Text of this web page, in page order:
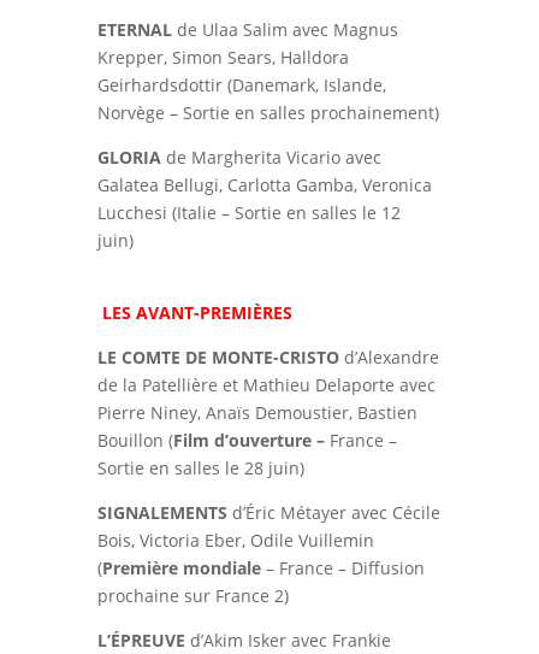
ETERNALde Ulaa Salim avec Magnus
Krepper, Simon Sears, Halldora
Geirhardsdottir (Danemark, Islande,
Norvège – Sortie en salles prochainement)
GLORIA de Margherita Vicario avec
Galatea Bellugi, Carlotta Gamba, Veronica
Lucchesi (Italie – Sortie en salles le 12
juin)
LES AVANT-PREMIÈRES
LE COMTE DE MONTE-CRISTOd’Alexandre
de la Patellière et Mathieu Delaporte avec
Pierre Niney, Anaïs Demoustier, Bastien
Bouillon (Film d’ouverture –France –
Sortie en salles le 28 juin)
SIGNALEMENTS d’Éric Métayer avec Cécile
Bois, Victoria Eber, Odile Vuillemin
(Première mondiale– France – Diffusion
prochaine sur France 2)
L’ÉPREUVE d’Akim Isker avec Frankie